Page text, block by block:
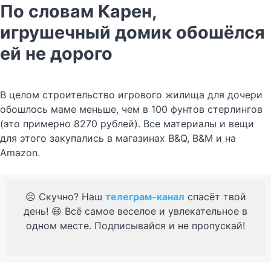
По словам Карен,
игрушечный домик обошёлся
ей не дорого
В целом строительство игрового жилища для дочери
обошлось маме меньше, чем в 100 фунтов стерлингов
(это примерно 8270 рублей). Все материалы и вещи
для этого закупались в магазинах B&Q, B&M и на
Amazon.
☹️ Скучно? Наш телеграм-канал спасёт твой
день! 😄 Всё самое веселое и увлекательное в
одном месте. Подписывайся и не пропускай!